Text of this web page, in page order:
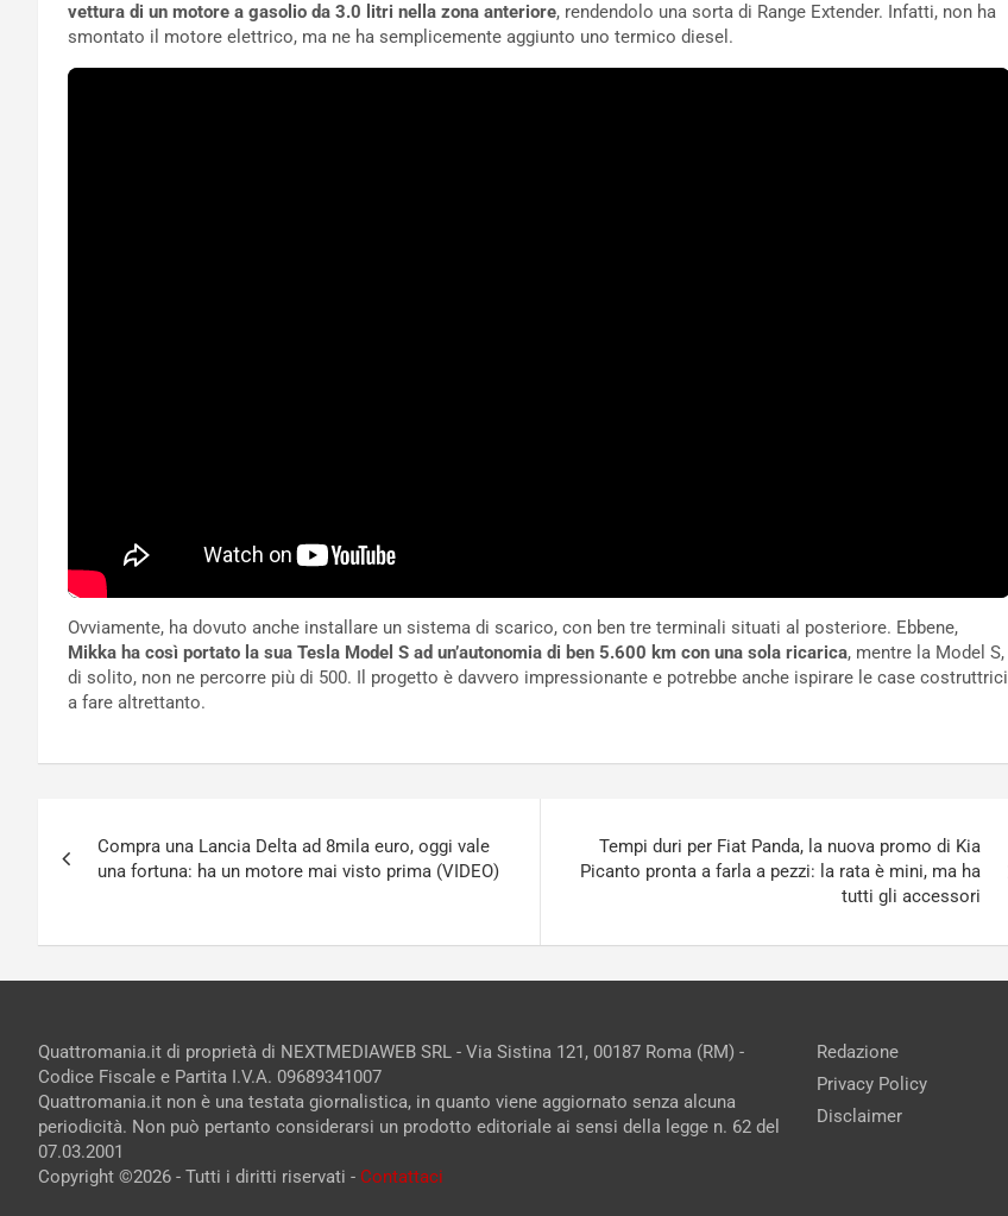
vettura di un motore a gasolio da 3.0 litri nella zona anteriore, rendendolo una sorta di Range Extender. Infatti, non ha
smontato il motore elettrico, ma ne ha semplicemente aggiunto uno termico diesel.
Ovviamente, ha dovuto anche installare un sistema di scarico, con ben tre terminali situati al posteriore. Ebbene,
Mikka ha così portato la sua Tesla Model S ad un’autonomia di ben 5.600 km con una sola ricarica, mentre la Model S,
di solito, non ne percorre più di 500. Il progetto è davvero impressionante e potrebbe anche ispirare le case costruttrici
a fare altrettanto.
articoli
Compra una Lancia Delta ad 8mila euro, oggi vale
una fortuna: ha un motore mai visto prima (VIDEO)
Tempi duri per Fiat Panda, la nuova promo di Kia
Picanto pronta a farla a pezzi: la rata è mini, ma ha
tutti gli accessori
Quattromania.it di proprietà di NEXTMEDIAWEB SRL - Via Sistina 121, 00187 Roma (RM) -
Codice Fiscale e Partita I.V.A. 09689341007
Quattromania.it non è una testata giornalistica, in quanto viene aggiornato senza alcuna
periodicità. Non può pertanto considerarsi un prodotto editoriale ai sensi della legge n. 62 del
07.03.2001
Copyright ©2026 - Tutti i diritti riservati - Contattaci
Redazione
Privacy Policy
Disclaimer